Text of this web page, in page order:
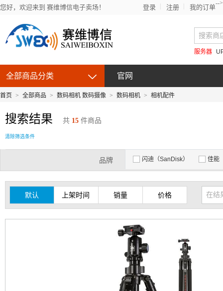
您好，欢迎来到 赛维博信电子卖场！
-->
登录 注册 我的订单
服务器
全部商品分类 官网
首页 > 全部商品 > 数码相机 数码摄像 > 数码相机 > 相机配件
搜索结果 共 15 件商品
清除筛选条件
品牌 闪迪（SanDisk） 佳能
默认 上架时间 销量 价格